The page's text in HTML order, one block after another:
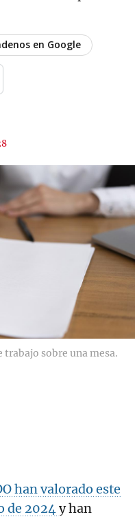
en Google
sobre una mesa.
han valorado este
de 2024y han